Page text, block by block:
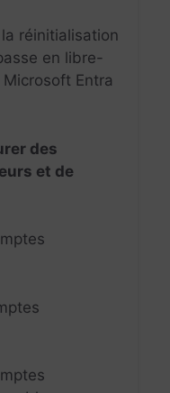
réinitialisation
en libre-
Entra
des
et de